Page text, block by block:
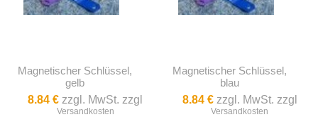
Magnetischer Schlüssel,
gelb
8.84 € zzgl. MwSt. zzgl
Versandkosten
Magnetischer Schlüssel,
blau
8.84 €zzgl. MwSt. zzgl
Versandkosten